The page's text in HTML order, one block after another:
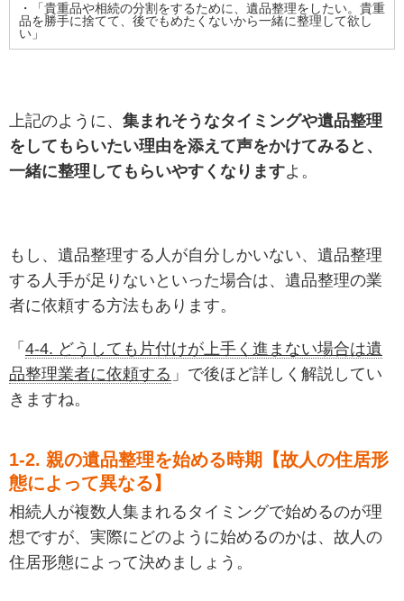
・「貴重品や相続の分割をするために、遺品整理をしたい。貴重
品を勝手に捨てて、後でもめたくないから一緒に整理して欲し
い」
上記のように、 集まれそうなタイミングや遺品整理
をしてもらいたい理由を添えて声をかけてみると、
一緒に整理してもらいやすくなりますよ。
もし、遺品整理する人が自分しかいない、遺品整理
する人手が足りないといった場合は、遺品整理の業
者に依頼する方法もあります。
「 4-4. どうしても片付けが上手く進まない場合は遺
品整理業者に依頼する 」で後ほど詳しく解説してい
きますね。
1-2. 親の遺品整理を始める時期【故人の住居形
態によって異なる】
相続人が複数人集まれるタイミングで始めるのが理
想ですが、実際にどのように始めるのかは、故人の
住居形態によって決めましょう。